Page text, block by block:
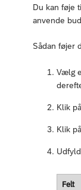
Du kan føje
anvende
Sådan føjer
Vælg
Klik på
Klik på
Felt